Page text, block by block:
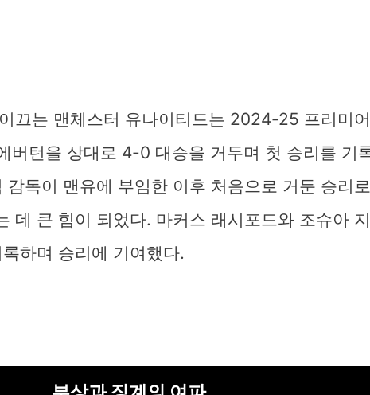
끄는 맨체스터 유나이티드는 2024-25 프리미
버턴을 상대로 4-0 대승을 거두며 첫 승리를 기
감독이 맨유에 부임한 이후 처음으로 거둔 승리
데 큰 힘이 되었다. 마커스 래시포드와 조슈아
하며 승리에 기여했다.